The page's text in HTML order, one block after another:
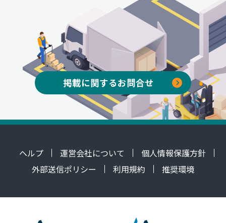
掲載に関するお問合せ
ヘルプ 運営会社について
個人情報保護方針
外部送信ポリシー
利用規約 推奨環境